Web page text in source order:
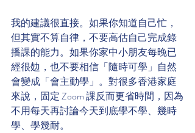
我的建議很直接。如果你知道自己忙，
但其實不算自律，不要高估自己完成錄
播課的能力。如果你家中小朋友每晚已
經很攰，也不要相信「隨時可學」自然
會變成「會主動學」。對很多香港家庭
來說，固定 Zoom 課反而更省時間，因為
不用每天再討論今天到底學不學、幾時
學、學幾耐。